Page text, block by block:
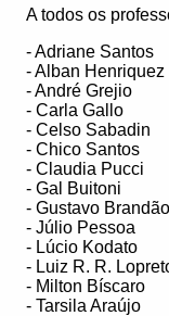
A todos os
- Adriane Santos
- Alban Henriquez
- André Grejio
- Carla Gallo
- Celso Sabadin
- Chico Santos
- Claudia Pucci
- Gal Buitoni
- Gustavo Brandão
- Júlio Pessoa
- Lúcio Kodato
- Luiz R. R.
- Milton Bíscaro
- Tarsila Araújo